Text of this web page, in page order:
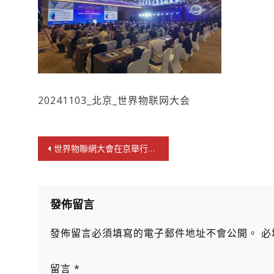
20241103_北京_世界物联网大会
文
章
覽
世界物聯網大會在京舉行圓滿 協辦方世貿總會拿督斯里吳罡豪出席
發佈留言
發佈留言必須填寫的電子郵件地址不會公開。 必
留言 *